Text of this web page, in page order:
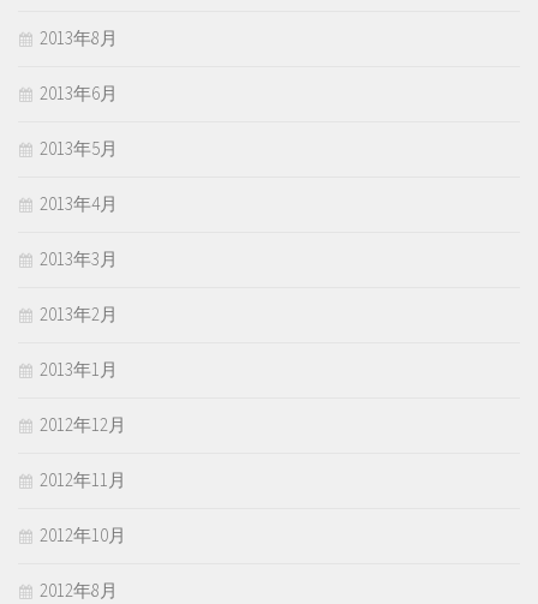
2013年8月
2013年6月
2013年5月
2013年4月
2013年3月
2013年2月
2013年1月
2012年12月
2012年11月
2012年10月
2012年8月